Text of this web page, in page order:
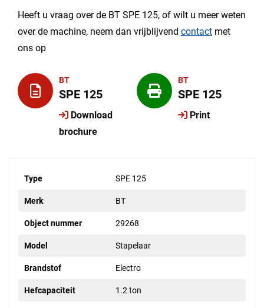
Heeft u vraag over de BT SPE 125, of wilt u meer weten
over de machine, neem dan vrijblijvend contact met
ons op
BT
SPE 125
Download
brochure
BT
SPE 125
Print
Type SPE 125
Merk BT
Object nummer 29268
Model Stapelaar
Brandstof Electro
Hefcapaciteit 1.2 ton